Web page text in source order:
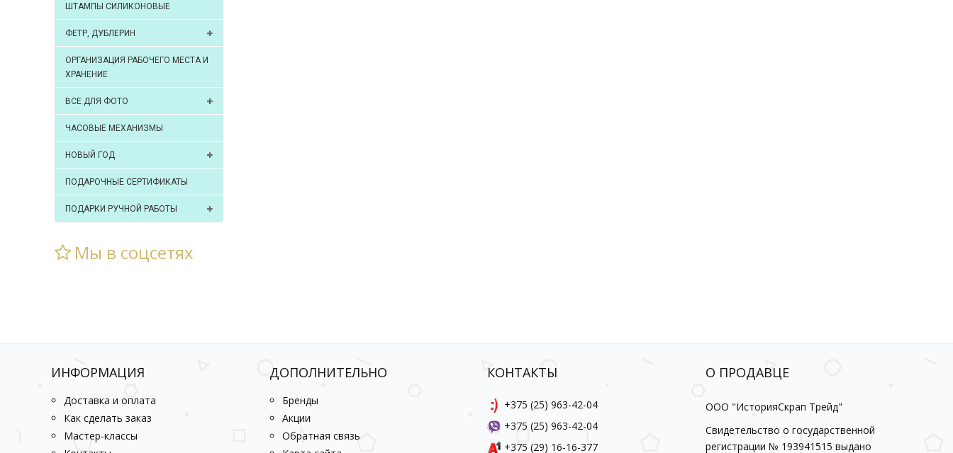
ШТАМПЫ СИЛИКОНОВЫЕ
ФЕТР, ДУБЛЕРИН
ОРГАНИЗАЦИЯ РАБОЧЕГО МЕСТА И
ХРАНЕНИЕ
ВСЕ ДЛЯ ФОТО
ЧАСОВЫЕ МЕХАНИЗМЫ
НОВЫЙ ГОД
ПОДАРОЧНЫЕ СЕРТИФИКАТЫ
ПОДАРКИ РУЧНОЙ РАБОТЫ
Мы в соцсетях
ИНФОРМАЦИЯ
Доставка и оплата
Как сделать заказ
Мастер-классы
ДОПОЛНИТЕЛЬНО
Бренды
Акции
Обратная связь
КОНТАКТЫ
+375 (25) 963-42-04
+375 (25) 963-42-04
+375 (29) 16-16-377
О ПРОДАВЦЕ
ООО "ИсторияСкрап Трейд"
Свидетельство о государственной
регистрации № 193941515 выдано